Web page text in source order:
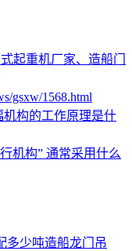
起重机厂家、造船门
gsxw/1568.html
构的工作原理是什
机构” 通常采用什么
多少吨造船龙门吊